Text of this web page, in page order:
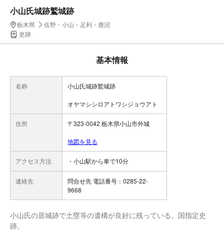
小山氏城跡鷲城跡
栃木県
佐野・小山・足利・鹿沼
史跡
基本情報
名称 小山氏城跡鷲城跡
オヤマシシロアトワシジョウアト
住所 〒323-0042 栃木県小山市外城
地図を見る
アクセス方法 ・小山駅から車で10分
連絡先
問合せ先 電話番号：0285-22-
9668
小山氏の居城跡で土塁等の遺構が良好に残っている。国指定史
跡。